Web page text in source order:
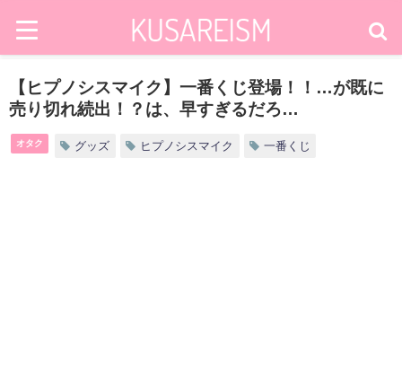
【ヒプノシスマイク】一番くじ登場！！…が既に
売り切れ続出！？は、早すぎるだろ…
オタク グッズ ヒプノシスマイク 一番くじ